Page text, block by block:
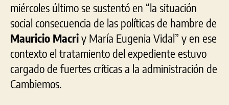
miércoles último se sustentó en “la situación
social consecuencia de las políticas de hambre de
Mauricio Macriy María Eugenia Vidal” y en ese
contexto el tratamiento del expediente estuvo
cargado de fuertes críticas a la administración de
Cambiemos.